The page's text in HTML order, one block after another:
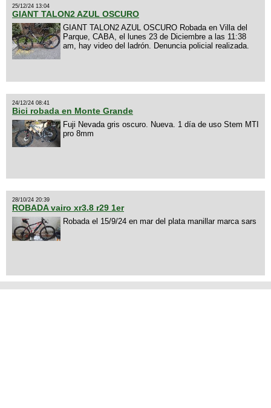
25/12/24 13:04
GIANT TALON2 AZUL OSCURO
GIANT TALON2 AZUL OSCURO Robada en Villa del
Parque, CABA, el lunes 23 de Diciembre a las 11:38
am, hay video del ladrón. Denuncia policial realizada.
24/12/24 08:41
Bici robada en Monte Grande
Fuji Nevada gris oscuro. Nueva. 1 día de uso Stem MTI
pro 8mm
28/10/24 20:39
ROBADA vairo xr3.8 r29 1er
Robada el 15/9/24 en mar del plata manillar marca sars